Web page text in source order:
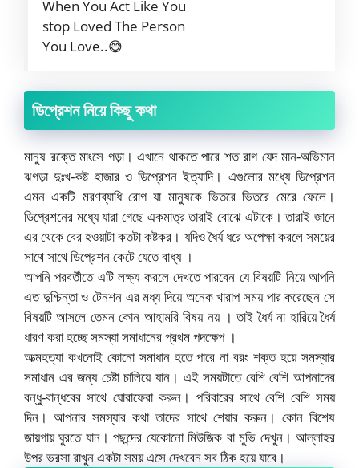
When You Act Like You
stop Loved The Person
You Love..😅
ডিপ্রেশন নিয়ে কিছু কথা
মানুষ রক্তে মাংসে গড়া। এখানে থাকতে পারে শত রাগ যেদ মান-অভিমান
ঝগড়া দুঃখ-কষ্ট হাজার ও ডিপ্রেশন ইত্যাদি। এগুলোর মধ্যে ডিপ্রেশন
এমন একটি মরণব্যাধি রোগ যা মানুষকে ভিতরে ভিতরে মেরে ফেলে।
ডিপ্রেশনের মধ্যে যারা গেছে একমাত্র তারাই বোঝে এটাকে। তারাই জানে
এর থেকে বের হওয়াটা কতটা কষ্টকর। যদিও ধৈর্য ধরে অপেক্ষা করলে সময়ের
সাথে সাথে ডিপ্রেশন কেটে যেতে বাধ্য ।
আপনি পরবর্তীতে এটি লক্ষ্য করলে দেখতে পারবেন যে বিষয়টি নিয়ে আপনি
এত দুশ্চিন্তা ও টেনশন এর মধ্য দিয়ে অনেক খারাপ সময় পার করেছেন সে
বিষয়টি আসলে তেমন কোন আহামরি বিষয় নয় । তাই ধৈর্য না হারিয়ে ধৈর্য
ধারণ করা হচ্ছে সমস্যা সমাধানের প্রথম পদক্ষেপ ।
আত্মহত্যা কখনোই কোনো সমাধান হতে পারে না বরং শক্ত হয়ে সমস্যার
সমাধান এর জন্য চেষ্টা চালিয়ে যান। এই সময়টাতে বেশি বেশি আপনাদের
বন্ধু-বান্ধবের সাথে ঘোরাফেরা করুন। পরিবারের সাথে বেশি বেশি সময়
দিন। আপনার সমস্যার কথা তাদের সাথে শেয়ার করুন। কোন বিশেষ
জায়গায় ঘুরতে যান। পছন্দের যেকোনো মিউজিক বা মুভি দেখুন। আল্লাহর
উপর ভরসা রাখুন একটা সময় এসে দেখবেন সব ঠিক হয়ে যাবে।